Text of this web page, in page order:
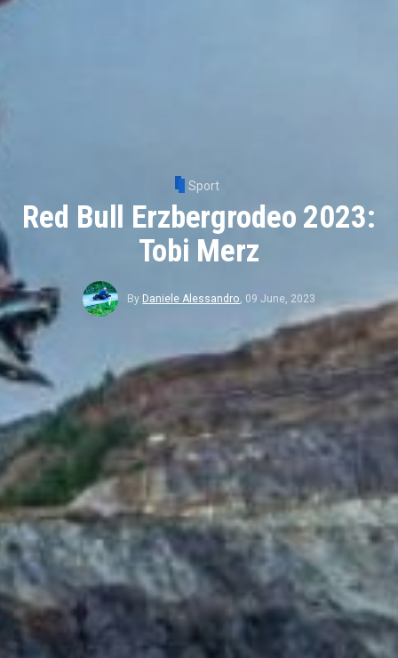
Sport
Red Bull Erzbergrodeo 2023:
Tobi Merz
By Daniele Alessandro, 09 June, 2023